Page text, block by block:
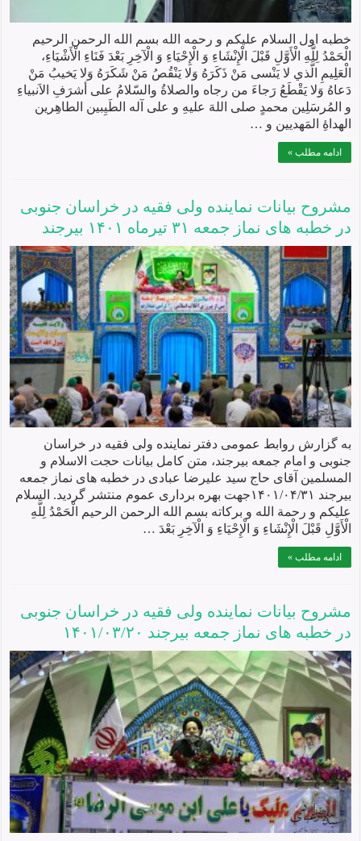
خطبه اول السلام علیکم و رحمه الله بسم الله الرحمن الرحیم
الْحَمْدُ لِلَّهِ الْأَوَّلِ قَبْلَ الْإِنْشَاءِ وَ الْإِحْيَاءِ وَ الْآخِرِ بَعْدَ فَنَاءِ الْأَشْيَاءِ،
الْعَلِيمِ الَّذي لا يَنْسى مَنْ ذَكَرَهُ وَلا يَنْقُصُ مَنْ شَكَرَهُ وَلا يَخيبُ مَنْ
دَعاهُ وَلا يَقْطَعُ رَجاءَ من رجاه والصلاةُ والسّلامُ على أشرَفِ الاَنبیاءِ
و المُرسَلِين محمدٍ صلی اللهَ علیهِ و علی آله الطَیِبین الطاهِرین
الهداۀِ المَهدیین و …
ادامه مطلب »
مشروح بیانات نماینده ولی فقیه در خراسان جنوبی
در خطبه های نماز جمعه ۳۱ تیرماه ۱۴۰۱ بیرجند
به گزارش روابط عمومی دفتر نماینده ولی فقیه در خراسان
جنوبی و امام جمعه بیرجند، متن کامل بیانات حجت الاسلام و
المسلمین آقای حاج سید علیرضا عبادی در خطبه های نماز جمعه
بیرجند ۱۴۰۱/۰۴/۳۱جهت بهره برداری عموم منتشر گردید. السلام
علیکم و رحمة الله و برکاته بسم الله الرحمن الرحیم الْحَمْدُ لِلَّهِ
الْأَوَّلِ قَبْلَ الْإِنْشَاءِ وَ الْإِحْيَاءِ وَ الْآخِرِ بَعْدَ …
ادامه مطلب »
مشروح بیانات نماينده ولی فقيه در خراسان جنوبی
در خطبه های نماز جمعه بيرجند ۱۴۰۱/۰۳/۲۰